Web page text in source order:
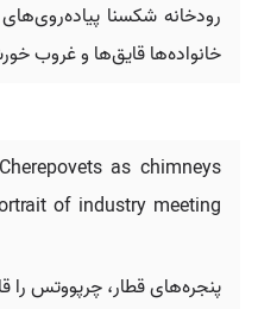
رودخانه شکسنا
خانواده‌ها قایق‌ها و غروب
as chimneys
of industry meeting
پنجره‌های قطار، چرپووتس